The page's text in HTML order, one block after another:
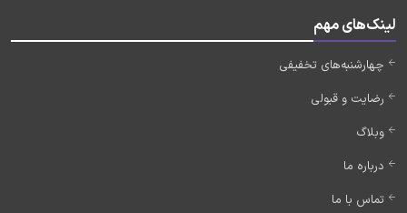
لینک‌های مهم
چهارشنبه‌های تخفیفی
رضایت و قبولی
وبلاگ
درباره ما
تماس با ما